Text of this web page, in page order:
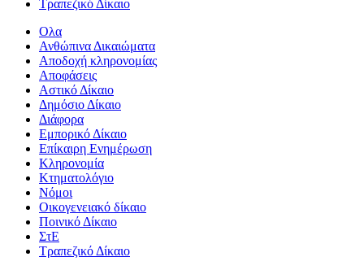
Τραπεζικό Δίκαιο
Ολα
Ανθώπινα Δικαιώματα
Aποδοχή κληρονομίας
Αποφάσεις
Αστικό Δίκαιο
Δημόσιο Δίκαιο
Διάφορα
Εμπορικό Δίκαιο
Επίκαιρη Ενημέρωση
Kληρονομία
Κτηματολόγιο
Νόμοι
Οικογενειακό δίκαιο
Ποινικό Δίκαιο
ΣτΕ
Τραπεζικό Δίκαιο